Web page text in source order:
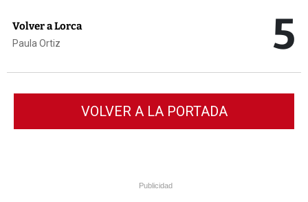
Volver a Lorca
Paula Ortiz 5
VOLVER A LA PORTADA
Publicidad